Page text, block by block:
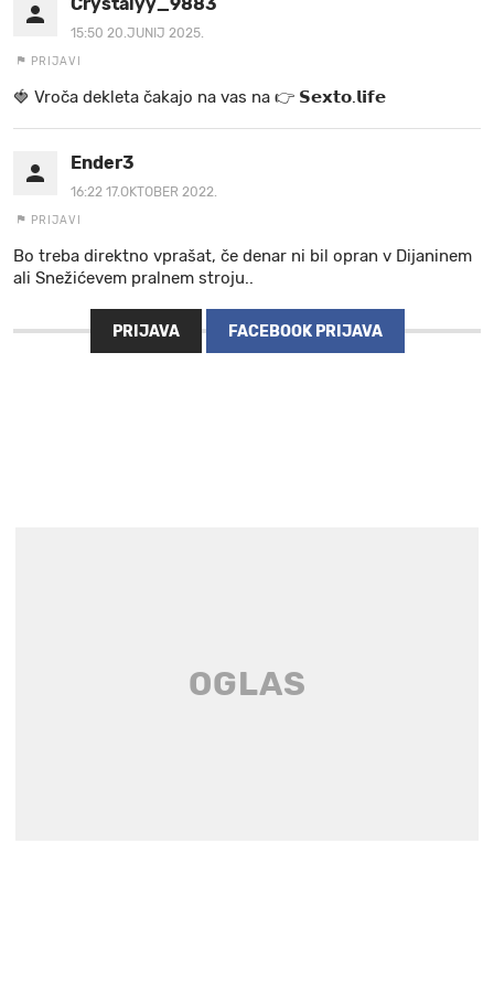
15:50 20.JUNIJ 2025.
PRIJAVI
🍓 V r o č a d e k l e t a ča k a jo na va s n a 👉 𝗦𝗲𝘅𝘁𝗼.𝗹𝗶𝗳𝗲
Ender3
16:22 17.OKTOBER 2022.
PRIJAVI
Bo treba direktno vprašat, če denar ni bil opran v Dijaninem
ali Snežićevem pralnem stroju..
PRIJAVA FACEBOOK PRIJAVA